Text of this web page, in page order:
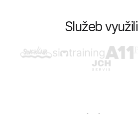
Služeb využili